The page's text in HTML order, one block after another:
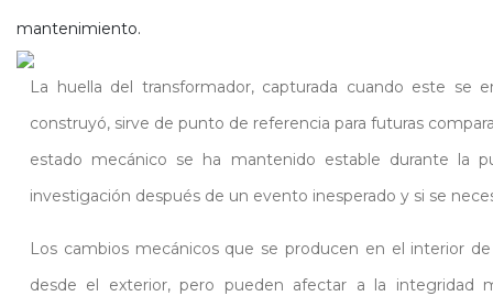
mantenimiento.
La huella del transformador, capturada cuando este
construyó, sirve de punto de referencia para futuras
estado mecánico se ha mantenido estable durante la
investigación después de un evento inesperado y si se
Los cambios mecánicos que se producen en el interior
desde el exterior, pero pueden afectar a la integridad